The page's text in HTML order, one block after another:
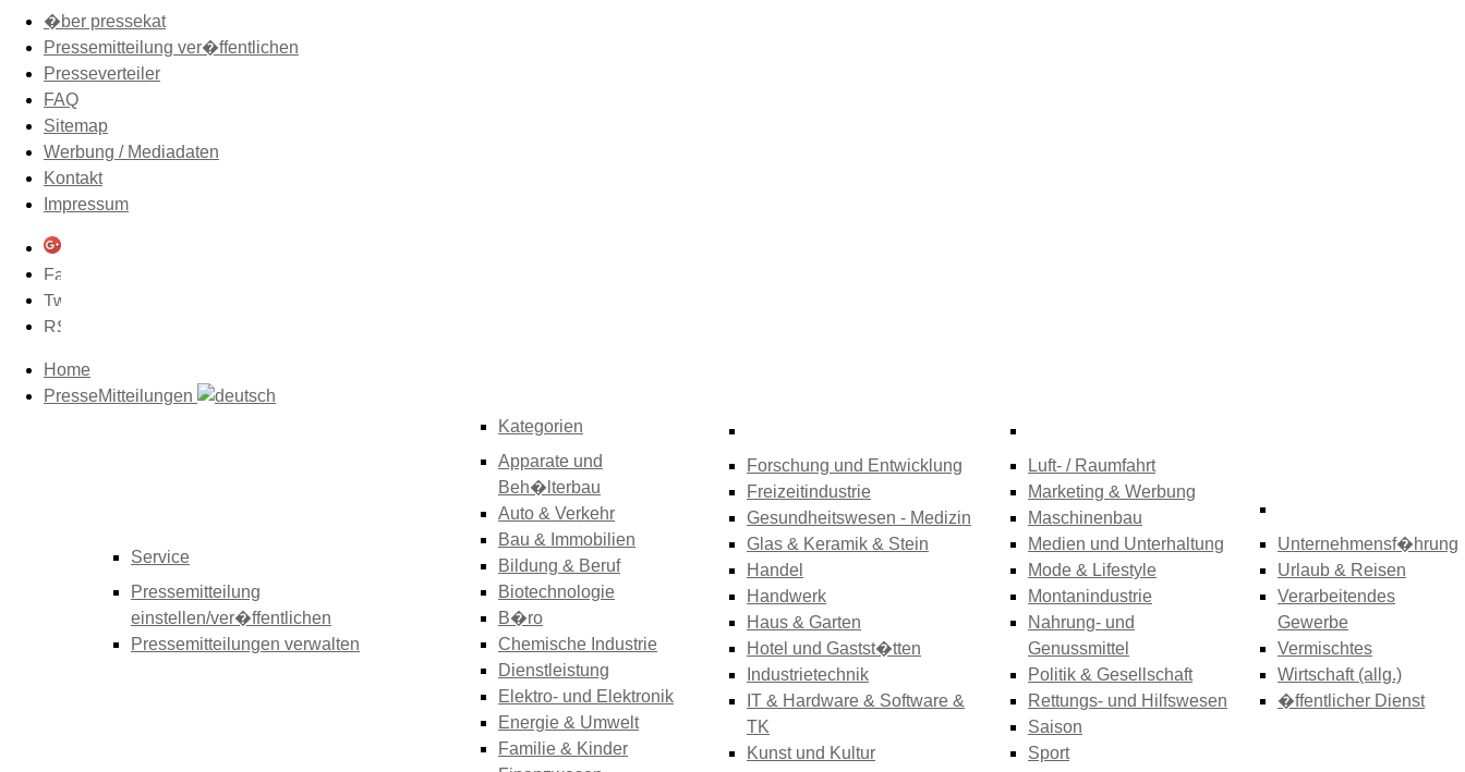
�ber pressekat
Pressemitteilung ver�ffentlichen
Presseverteiler
FAQ
Sitemap
Werbung / Mediadaten
Kontakt
Impressum
Home
PresseMitteilungen
Service
Pressemitteilung
einstellen/ver�ffentlichen
Pressemitteilungen verwalten
Kategorien
Apparate und
Beh�lterbau
Auto & Verkehr
Bau & Immobilien
Bildung & Beruf
Biotechnologie
B�ro
Chemische Industrie
Dienstleistung
Elektro- und Elektronik
Energie & Umwelt
Familie & Kinder
Forschung und Entwicklung
Freizeitindustrie
Gesundheitswesen - Medizin
Glas & Keramik & Stein
Handel
Handwerk
Haus & Garten
Hotel und Gastst�tten
Industrietechnik
IT & Hardware & Software &
TK
Kunst und Kultur
Luft- / Raumfahrt
Marketing & Werbung
Maschinenbau
Medien und Unterhaltung
Mode & Lifestyle
Montanindustrie
Nahrung- und
Genussmittel
Politik & Gesellschaft
Rettungs- und Hilfswesen
Saison
Sport
Unternehmensf�hrung
Urlaub & Reisen
Verarbeitendes
Gewerbe
Vermischtes
Wirtschaft (allg.)
�ffentlicher Dienst